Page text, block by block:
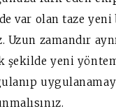
var olan taze
zamandır
şekilde yeni